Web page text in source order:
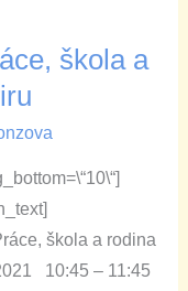
škola a
škola a rodina
10:45 – 11:45